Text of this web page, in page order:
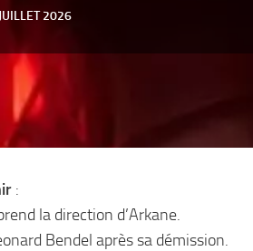
2026
:
la direction d’Arkane.
Bendel après sa démission.